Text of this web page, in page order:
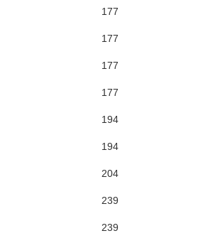
177
177
177
177
194
194
204
239
239